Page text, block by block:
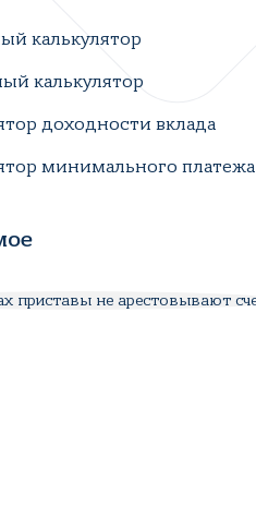
калькулятор
калькулятор
доходности вклада
минимального платежа